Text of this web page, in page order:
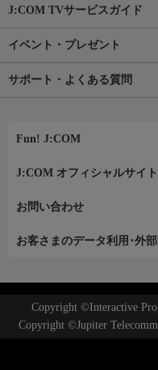
J:COM TVサービスガイド
イベント・プレゼント
サポート・よくある質問
Fun! J:COM
J:COM オフィシャルサイト
お問い合わせ
お客さまのデータ利用･外
Copyright ©Interactive
Copyright ©Jupiter